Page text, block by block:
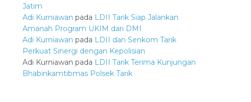
Jatim
Adi Kurniawan pada LDII Tarik Siap Jalankan
Amanah Program UKIM dari DMI
Adi Kurniawan pada LDII dan Senkom Tarik
Perkuat Sinergi dengan Kepolisian
Adi Kurniawan pada LDII Tarik Terima Kunjungan
Bhabinkamtibmas Polsek Tarik